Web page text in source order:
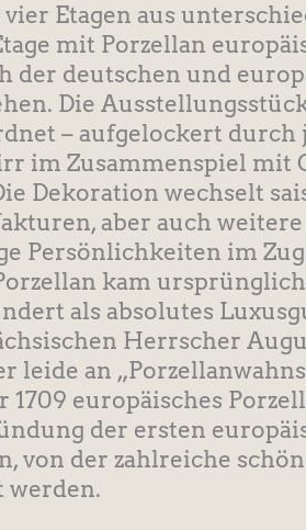
vier Etagen aus
mit Porzellan
der deutschen und
Die
– aufgelockert durch
im Zusammenspiel mit
Dekoration wechselt
aber auch
Persönlichkeiten im
kam
als absolutes
Herrscher
leide an
1709 europäisches
der ersten
von der zahlreiche
werden.